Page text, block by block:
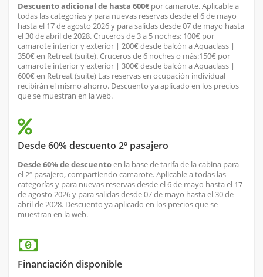
Descuento adicional de hasta 600€ por camarote. Aplicable a
todas las categorías y para nuevas reservas desde el 6 de mayo
hasta el 17 de agosto 2026 y para salidas desde 07 de mayo hasta
el 30 de abril de 2028. Cruceros de 3 a 5 noches: 100€ por
camarote interior y exterior | 200€ desde balcón a Aquaclass |
350€ en Retreat (suite). Cruceros de 6 noches o más:150€ por
camarote interior y exterior | 300€ desde balcón a Aquaclass |
600€ en Retreat (suite) Las reservas en ocupación individual
recibirán el mismo ahorro. Descuento ya aplicado en los precios
que se muestran en la web.
Desde 60% descuento 2º pasajero
Desde 60% de descuentoen la base de tarifa de la cabina para
el 2º pasajero, compartiendo camarote. Aplicable a todas las
categorías y para nuevas reservas desde el 6 de mayo hasta el 17
de agosto 2026 y para salidas desde 07 de mayo hasta el 30 de
abril de 2028. Descuento ya aplicado en los precios que se
muestran en la web.
Financiación disponible